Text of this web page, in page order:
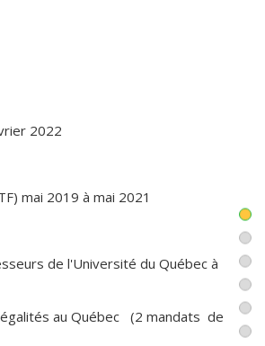
2022
mai 2019 à mai 2021
de l'Université du Québec à
au Québec (2 mandats de